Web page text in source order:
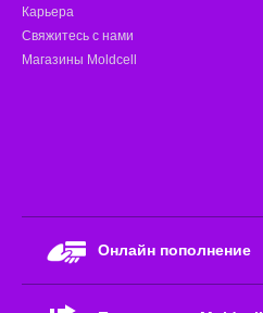
Карьера
Свяжитесь с нами
Магазины Moldcell
Онлайн пополнение